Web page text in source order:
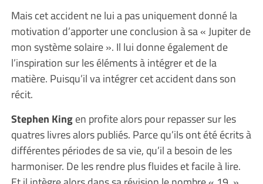
Mais cet accident ne lui a pas uniquement donné la
motivation d’apporter une conclusion à sa « Jupiter de
mon système solaire ». Il lui donne également de
l’inspiration sur les éléments à intégrer et de la
matière. Puisqu’il va intégrer cet accident dans son
récit.
Stephen Kingen profite alors pour repasser sur les
quatres livres alors publiés. Parce qu’ils ont été écrits à
différentes périodes de sa vie, qu’il a besoin de les
harmoniser. De les rendre plus fluides et facile à lire.